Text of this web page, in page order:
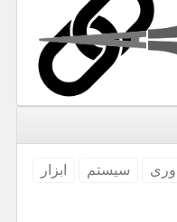
سیستم
ابزار